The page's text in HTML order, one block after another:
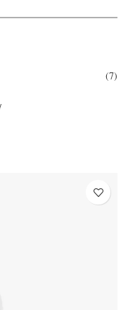
(7)